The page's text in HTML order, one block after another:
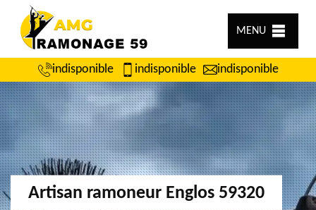
MENU
indisponible indisponible indisponible
Artisan ramoneur Englos 59320